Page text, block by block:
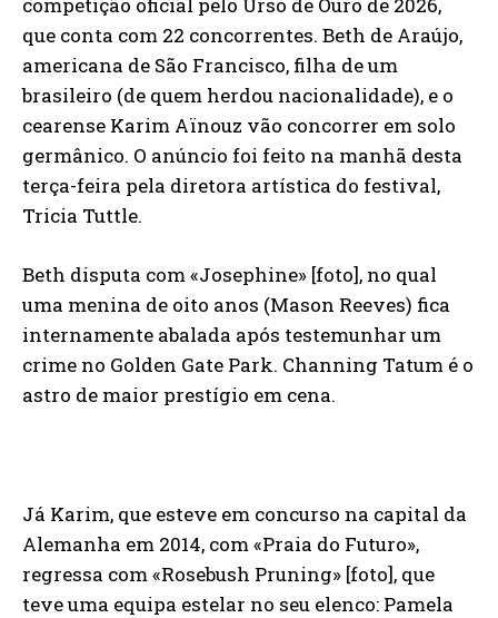
que conta com 22 concorrentes. Beth de Araújo,
americana de São Francisco, filha de um
brasileiro (de quem herdou nacionalidade), e o
cearense Karim Aïnouz vão concorrer em solo
germânico. O anúncio foi feito na manhã desta
terça-feira pela diretora artística do festival,
Tricia Tuttle.
Beth disputa com «Josephine» [foto], no qual
uma menina de oito anos (Mason Reeves) fica
internamente abalada após testemunhar um
crime no Golden Gate Park. Channing Tatum é o
astro de maior prestígio em cena.
Já Karim, que esteve em concurso na capital da
Alemanha em 2014, com «Praia do Futuro»,
regressa com «Rosebush Pruning» [foto], que
teve uma equipa estelar no seu elenco: Pamela